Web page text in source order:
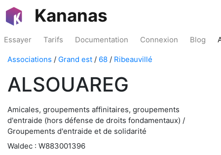
Kananas
Essayer Tarifs Documentation Connexion Blog
Associations / Grand est / 68 / Ribeauvillé
ALSOUAREG
Amicales, groupements affinitaires, groupements
d'entraide (hors défense de droits fondamentaux) /
Groupements d'entraide et de solidarité
Waldec : W883001396